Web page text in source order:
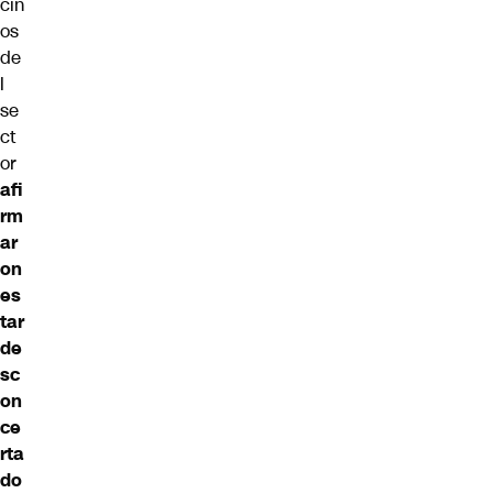
os
de
l
se
ct
or
afi
rm
ar
on
es
tar
de
sc
on
ce
rta
do